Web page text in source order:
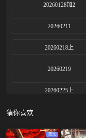
20260128加2
20260211
20260218上
20260219
20260225上
20260304上
猜你喜欢
蓝光